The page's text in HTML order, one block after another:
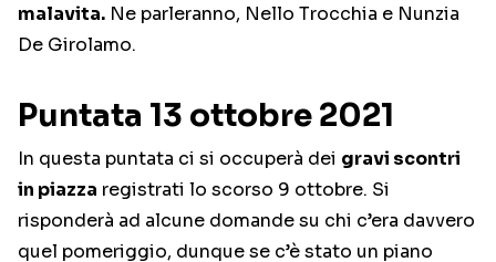
malavita. Ne parleranno, Nello Trocchia e Nunzia
De Girolamo.
Puntata 13 ottobre 2021
In questa puntata ci si occuperà dei gravi scontri
in piazza registrati lo scorso 9 ottobre. Si
risponderà ad alcune domande su chi c’era davvero
quel pomeriggio, dunque se c’è stato un piano